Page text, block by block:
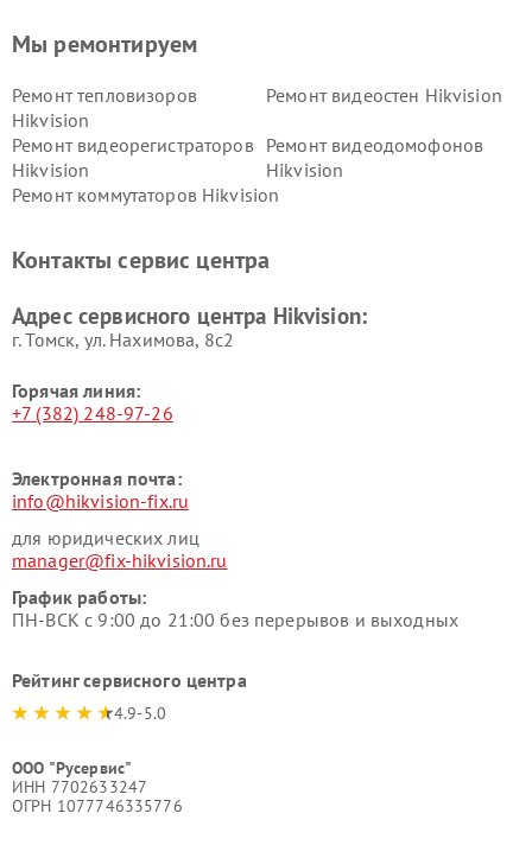
Мы ремонтируем
Ремонт тепловизоров
Hikvision
Ремонт видеостен Hikvision
Ремонт видеорегистраторов
Hikvision
Ремонт видеодомофонов
Hikvision
Ремонт коммутаторов Hikvision
Контакты сервис центра
Адрес сервисного центра Hikvision:
г. Томск, ул. Нахимова, 8с2
Горячая линия:
+7 (382) 248-97-26
Электронная почта:
info@hikvision-fix.ru
для юридических лиц
manager@fix-hikvision.ru
График работы:
ПН-ВСК с 9:00 до 21:00 без перерывов и выходных
Рейтинг сервисного центра
4.9-5.0
ООО "Русервис"
ИНН 7702633247
ОГРН 1077746335776